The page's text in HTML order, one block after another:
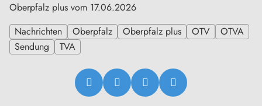
Oberpfalz plus vom 17.06.2026
Nachrichten
Oberpfalz Oberpfalz plus OTV
OTVA
Sendung
TVA